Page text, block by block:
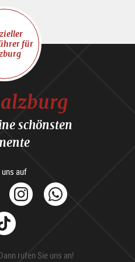
für
schönsten
uns auf
Instagram
Tik
Tok
rufen Sie uns an!